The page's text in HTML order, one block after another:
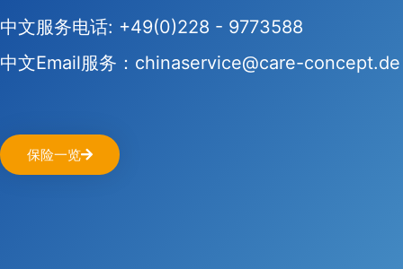
中文服务电话: +49(0)228 - 9773588
中文Email服务：chinaservice@care-concept.de
保险一览